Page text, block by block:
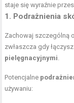
staje się wyraźnie
1. Podrażnienia
Zachowaj szczególną
zwłaszcza gdy
pielęgnacyjnymi
Potencjalne
używaniu: